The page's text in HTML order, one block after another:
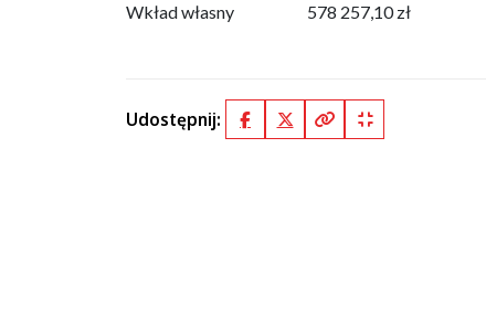
Wkład własny 578 257,10 zł
Udostępnij: FacebookX (Twitter)
Kopiuj pełny link
Kopiuj krótki